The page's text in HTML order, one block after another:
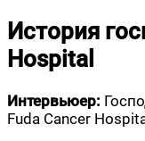
История
Hospital
Интер­вью­ер:
Fuda Cancer